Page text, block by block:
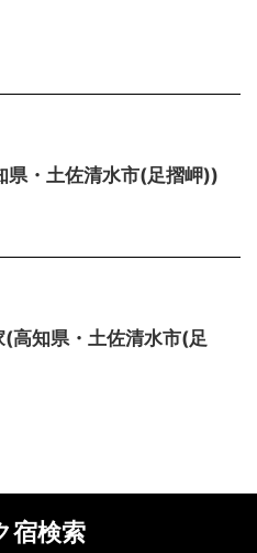
県・土佐清水市(足摺岬))
(高知県・土佐清水市(足
宿検索